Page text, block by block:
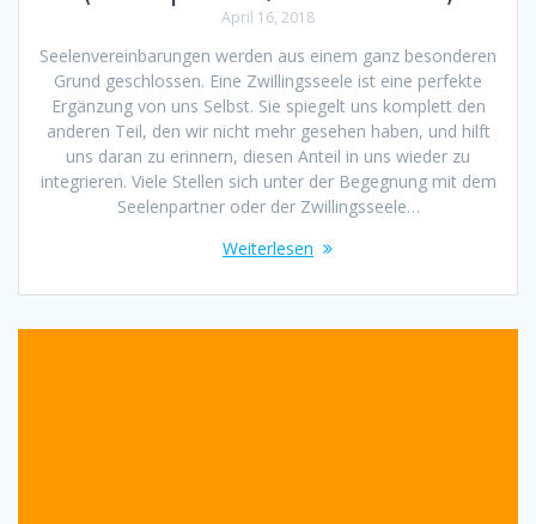
April 16, 2018
Seelenvereinbarungen werden aus einem ganz besonderen
Grund geschlossen. Eine Zwillingsseele ist eine perfekte
Ergänzung von uns Selbst. Sie spiegelt uns komplett den
anderen Teil, den wir nicht mehr gesehen haben, und hilft
uns daran zu erinnern, diesen Anteil in uns wieder zu
integrieren. Viele Stellen sich unter der Begegnung mit dem
Seelenpartner oder der Zwillingsseele…
Weiterlesen